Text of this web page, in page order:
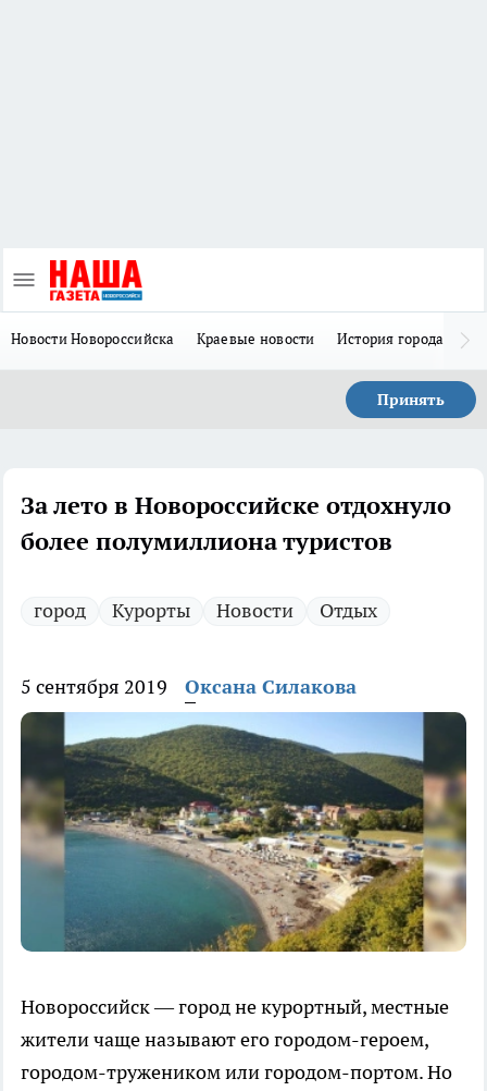
Новости Новороссийска Краевые новости История города Н
Принять
За лето в Новороссийске отдохнуло
более полумиллиона туристов
город Курорты Новости Отдых
5 сентября 2019 Оксана Силакова
Новороссийск — город не курортный, местные
жители чаще называют его городом-героем,
городом-тружеником или городом-портом. Но